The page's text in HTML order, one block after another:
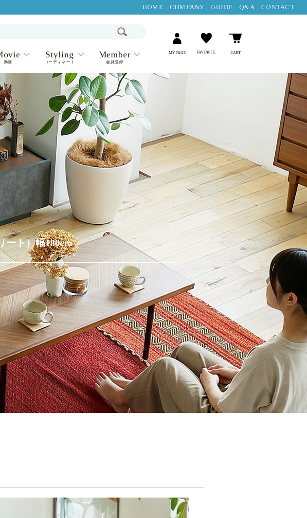
HOME COMPANY GUIDE Q&A CONTACT
動画
Styling
コーディネート
Member
会員登録
MY PAGE FAVORITE CART